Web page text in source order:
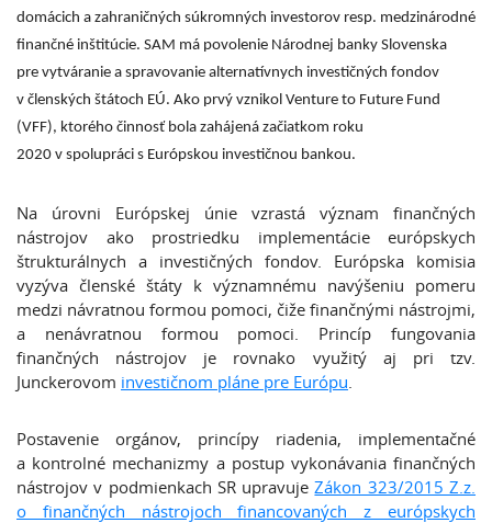
domácich a zahraničných súkromných investorov resp. medzinárodné
finančné inštitúcie. SAM má povolenie Národnej banky Slovenska
pre vytváranie a spravovanie alternatívnych investičných fondov
v členských štátoch EÚ. Ako prvý vznikol Venture to Future Fund
(VFF), ktorého činnosť bola zahájená začiatkom roku
2020 v spolupráci s Európskou investičnou bankou.
Na úrovni Európskej únie vzrastá význam finančných
nástrojov ako prostriedku implementácie európskych
štrukturálnych a investičných fondov. Európska komisia
vyzýva členské štáty k významnému navýšeniu pomeru
medzi návratnou formou pomoci, čiže finančnými nástrojmi,
a nenávratnou formou pomoci. Princíp fungovania
finančných nástrojov je rovnako využitý aj pri tzv.
Junckerovom investičnom pláne pre Európu.
Postavenie orgánov, princípy riadenia, implementačné
a kontrolné mechanizmy a postup vykonávania finančných
nástrojov v podmienkach SR upravujeZákon 323/2015 Z.z.
o finančných nástrojoch financovaných z európskych